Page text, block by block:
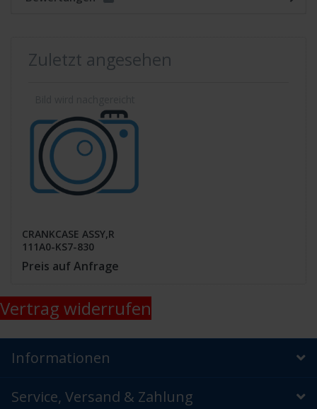
Zuletzt angesehen
CRANKCASE ASSY,R
111A0-KS7-830
Preis auf Anfrage
Vertrag widerrufen
Informationen
Service, Versand & Zahlung